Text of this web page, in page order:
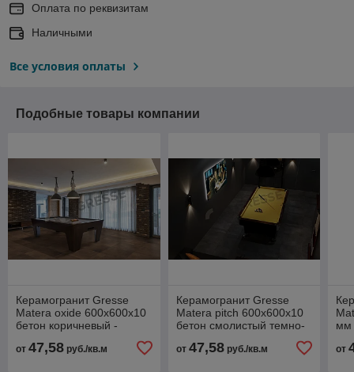
Оплата по реквизитам
Наличными
Все условия оплаты
Подобные товары компании
Керамогранит Gresse
Matera oxide 600х600х10
бетон коричневый -
от 47,58 руб./кв.м
Керамогранит Gresse
Matera pitch 600х600х10
бетон смолистый темно-
от 47,58руб./кв.м
мм
от